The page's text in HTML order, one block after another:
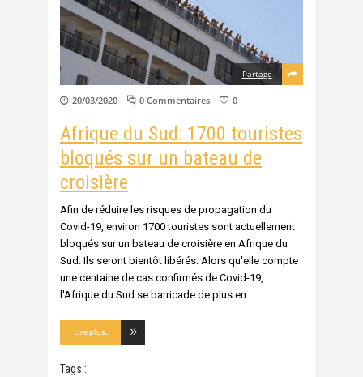
Partage
20/03/2020 0 Commentaires 0
Afrique du Sud: 1700 touristes
bloqués sur un bateau de
croisière
Afin de réduire les risques de propagation du
Covid-19, environ 1700 touristes sont actuellement
bloqués sur un bateau de croisière en Afrique du
Sud. Ils seront bientôt libérés. Alors qu'elle compte
une centaine de cas confirmés de Covid-19,
l'Afrique du Sud se barricade de plus en
Lire plus...
Tags :